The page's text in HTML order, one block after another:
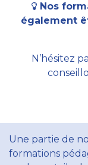
Nos
également
N’hésitez
Une partie de
formations